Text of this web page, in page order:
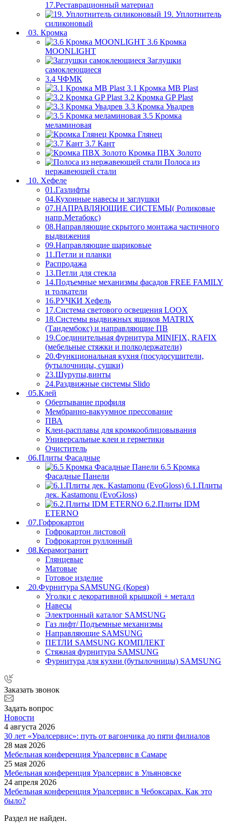
17.Реставрационный материал
19. Уплотнитель
силиконовый
03. Кромка
3.6 Кромка
MOONLIGHT
Заглушки
самоклеющиеся
3.4 ЧФМК
3.1 Кромка MB Plast
3.2 Кромка GP Plast
3.3 Кромка Увадрев
3.5 Кромка
меламиновая
Кромка Глянец
3.7 Кант
Кромка ПВХ Золото
Полоса из
нержавеющей стали
10. Хефеле
01.Газлифты
04.Кухонные навесы и заглушки
07.НАПРАВЛЯЮЩИЕ СИСТЕМЫ( Роликовые
напр.Метабокс)
08.Направляющие скрытого монтажа частичного
выдвижения
09.Направляющие шариковые
11.Петли и планки
Распродажа
13.Петли для стекла
14.Подъемные механизмы фасадов FREE FAMILY
и толкатели
16.РУЧКИ Хефель
17.Система светового освещения LOOX
18.Системы выдвижных ящиков MATRIX
(Тандембокс) и направляющие ПВ
19.Соединительная фурнитура MINIFIX, RAFIX
(мебельные стяжки и полкодержатели)
20.Функциональная кухня (посудосушители,
бутылочницы, сушки)
23.Шурупы,винты
24.Раздвижные системы Slido
05.Клей
Обертывание профиля
Мембранно-вакуумное прессование
ПВА
Клеи-расплавы для кромкооблицовывания
Универсальные клеи и герметики
Очиститель
06.Плиты Фасадные
6.5 Кромка
Фасадные Панели
6.1.Плиты
дек. Kastamonu (EvoGloss)
6.2.Плиты IDM
ETERNO
07.Гофрокартон
Гофрокартон листовой
Гофрокартон руллонный
08.Керамогранит
Глянцевые
Матовые
Готовое изделие
20.Фурнитура SAMSUNG (Корея)
Уголки с декоративной крышкой + металл
Навесы
Электронный каталог SAMSUNG
Газ лифт/ Подъемные механизмы
Направляющие SAMSUNG
ПЕТЛИ SAMSUNG КОМПЛЕКТ
Стяжная фурнитура SAMSUNG
Фурнитура для кухни (бутылочницы) SAMSUNG
Заказать звонок
Задать вопрос
Новости
4 августа 2026
30 лет «Уралсервис»: путь от вагончика до пяти филиалов
28 мая 2026
Мебельная конференция Уралсервис в Самаре
25 мая 2026
Мебельная конференция Уралсервис в Ульяновске
24 апреля 2026
Мебельная конференция Уралсервис в Чебоксарах. Как это
было?
Раздел не найден.